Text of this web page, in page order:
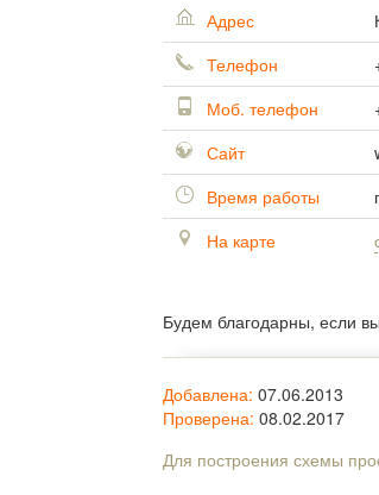
Адрес
Телефон
Моб. телефон
Сайт
Время работы
На карте
Будем благодарны, если
Добавлена: 07.06.2013
Проверена: 08.02.2017
Для построения схемы